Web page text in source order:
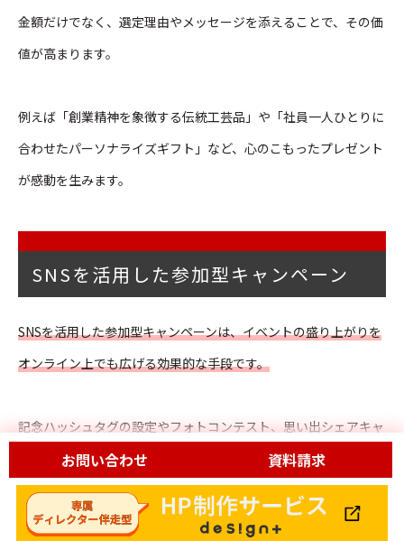
金額だけでなく、選定理由やメッセージを添えることで、その価
値が高まります。
例えば「創業精神を象徴する伝統工芸品」や「社員一人ひとりに
合わせたパーソナライズギフト」など、心のこもったプレゼント
が感動を生みます。
SNSを活用した参加型キャンペーン
SNSを活用した参加型キャンペーンは、イベントの盛り上がりを
オンライン上でも広げる効果的な手段です。
記念ハッシュタグの設定やフォトコンテスト、思い出シェアキャ
ンペーンなど、参加者が発信したくなるコンテンツ作りがポイン
トです。
投稿特典や表彰を設けることで、参加意欲を高められます。
お問い合わせ 資料請求